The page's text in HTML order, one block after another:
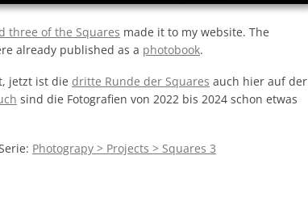
three of the Squares made it to my website. The
already published as a photobook.
jetzt ist die dritte Runde der Squares auch hier auf der
sind die Fotografien von 2022 bis 2024 schon etwas
Photograpy > Projects > Squares 3